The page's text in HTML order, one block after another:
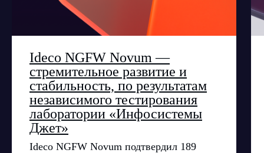
Ideco NGFW Novum —
стремительное развитие и
стабильность, по результатам
независимого тестирования
лаборатории «Инфосистемы
Джет»
Ideco NGFW Novum подтвердил 189
© ideco 2005-2026 · Все права защищены
Условия использования
Youtube
Rutube
MAX
Файрвольная
Ideco NGFW